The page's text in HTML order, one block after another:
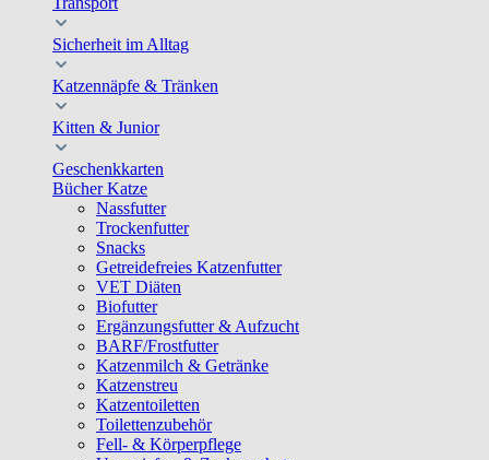
Sicherheit im Alltag
Katzennäpfe & Tränken
Kitten & Junior
Geschenkkarten
Bücher Katze
Nassfutter
Trockenfutter
Snacks
Getreidefreies Katzenfutter
VET Diäten
Biofutter
Ergänzungsfutter & Aufzucht
BARF/Frostfutter
Katzenmilch & Getränke
Katzenstreu
Katzentoiletten
Toilettenzubehör
Fell- & Körperpflege